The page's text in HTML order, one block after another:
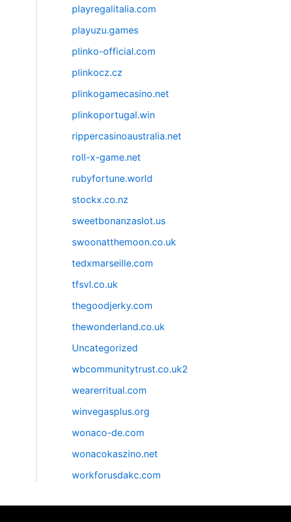
playregalitalia.com
playuzu.games
plinko-official.com
plinkocz.cz
plinkogamecasino.net
plinkoportugal.win
rippercasinoaustralia.net
roll-x-game.net
rubyfortune.world
stockx.co.nz
sweetbonanzaslot.us
swoonatthemoon.co.uk
tedxmarseille.com
tfsvl.co.uk
thegoodjerky.com
thewonderland.co.uk
Uncategorized
wbcommunitytrust.co.uk2
wearerritual.com
winvegasplus.org
wonaco-de.com
wonacokaszino.net
workforusdakc.com